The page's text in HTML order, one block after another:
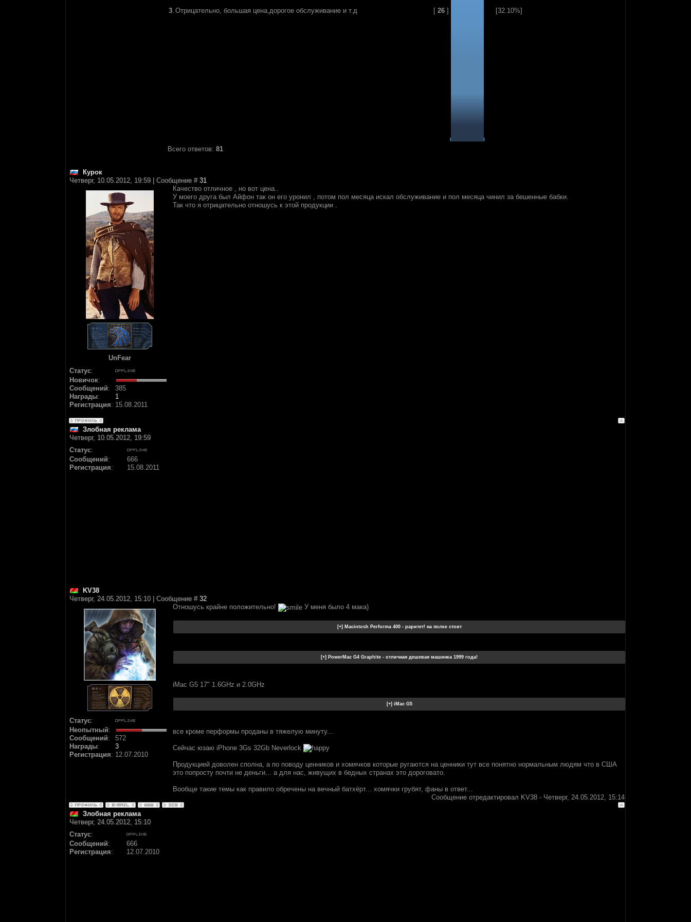
3. Отрицательно, большая цена,дорогое обслуживание и т.д [ 26 ] [32.10%]
Всего ответов: 81
Курок
Четверг, 10.05.2012, 19:59 | Сообщение # 31
UnFear
Статус:
Новичок:
Сообщений:
385
Награды:
1
Регистрация: 15.08.2011
Качество отличное , но вот цена..
У моего друга был Айфон так он его уронил , потом пол месяца искал обслуживание и пол месяца чинил за бешенные бабки.
Так что я отрицательно отношусь к этой продукции .
Злобная реклама
Четверг, 10.05.2012, 19:59
Статус:
Сообщений:
666
Регистрация: 15.08.2011
KV38
Четверг, 24.05.2012, 15:10 | Сообщение # 32
Статус:
Неопытный:
Сообщений:
572
Награды:
3
Регистрация: 12.07.2010
Отношусь крайне положительно! У меня было 4 мака)
iMac G5 17" 1.6GHz и 2.0GHz
все кроме перформы проданы в тяжелую минуту...
Сейчас юзаю iPhone 3Gs 32Gb Neverlock
Продукцией доволен сполна, а по поводу ценников и хомячков которые ругаются на ценники тут все понятно нормальным людям что в США
это попросту почти не деньги... а для нас, живущих в бедных странах это дороговато.
Вообще такие темы как правило обречены на вечный батхёрт... хомячки грубят, фаны в ответ...
Сообщение отредактировал KV38 - Четверг, 24.05.2012, 15:14
Злобная реклама
Четверг, 24.05.2012, 15:10
Статус:
Сообщений:
666
Регистрация: 12.07.2010